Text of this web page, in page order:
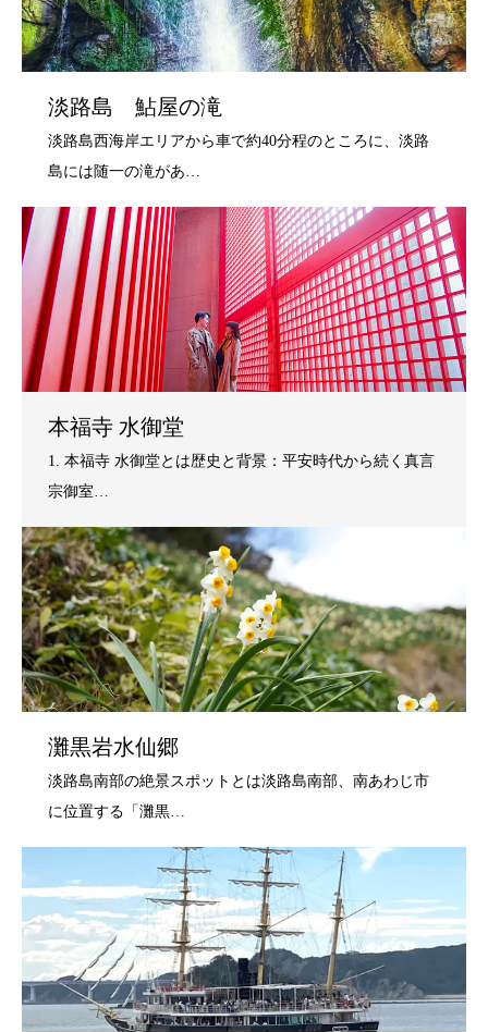
淡路島 鮎屋の滝
本福寺 水御堂
灘黒岩水仙郷